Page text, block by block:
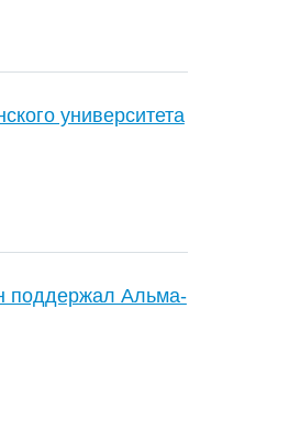
университета
поддержал Альма-